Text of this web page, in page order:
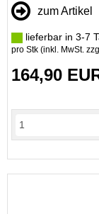
zum Artikel
lieferbar in 3-7
pro Stk (inkl. MwSt.
164,90